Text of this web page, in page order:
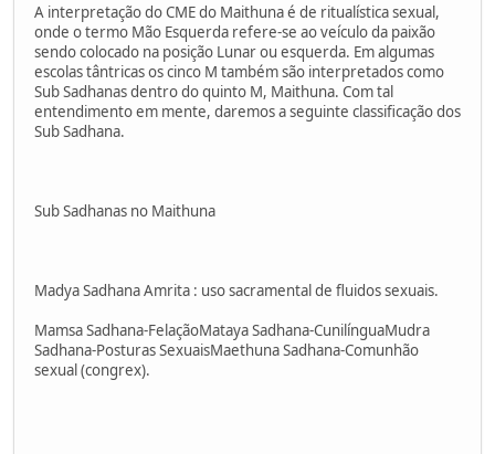
A interpretação do CME do Maithuna é de ritualística sexual,
onde o termo Mão Esquerda refere-se ao veículo da paixão
sendo colocado na posição Lunar ou esquerda. Em algumas
escolas tântricas os cinco M também são interpretados como
Sub Sadhanas dentro do quinto M, Maithuna. Com tal
entendimento em mente, daremos a seguinte classificação dos
Sub Sadhana.
Sub Sadhanas no Maithuna
Madya Sadhana Amrita : uso sacramental de fluidos sexuais.
Mamsa Sadhana-FelaçãoMataya Sadhana-CunilínguaMudra
Sadhana-Posturas SexuaisMaethuna Sadhana-Comunhão
sexual (congrex).